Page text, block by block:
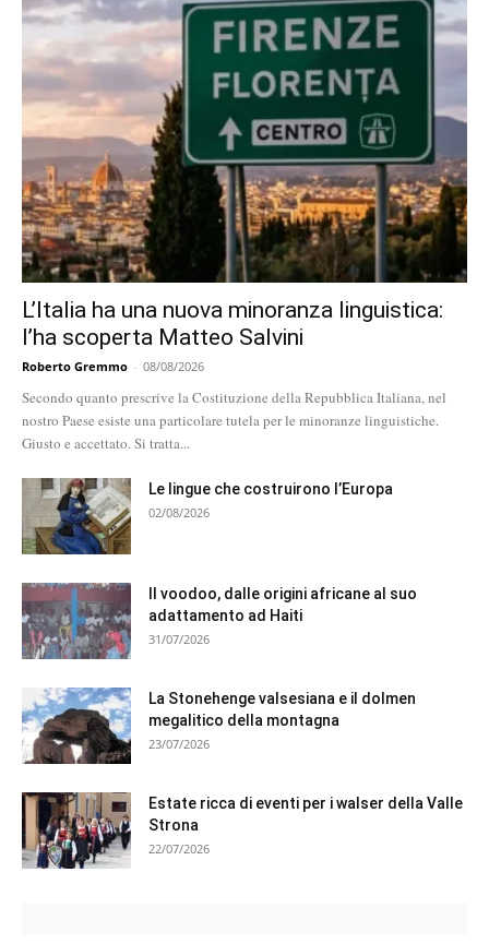
L’Italia ha una nuova minoranza linguistica:
l’ha scoperta Matteo Salvini
Roberto Gremmo - 08/08/2026
Secondo quanto prescrive la Costituzione della Repubblica Italiana, nel
nostro Paese esiste una particolare tutela per le minoranze linguistiche.
Giusto e accettato. Si tratta...
Le lingue che costruirono l’Europa
02/08/2026
Il voodoo, dalle origini africane al suo
adattamento ad Haiti
31/07/2026
La Stonehenge valsesiana e il dolmen
megalitico della montagna
23/07/2026
Estate ricca di eventi per i walser della Valle
Strona
22/07/2026